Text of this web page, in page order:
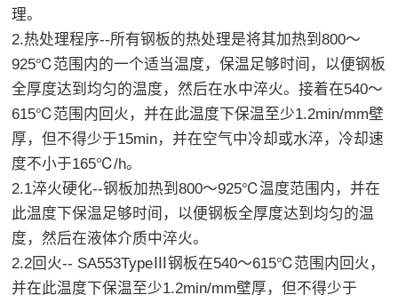
理。
2.热处理程序--所有钢板的热处理是将其加热到800～
925℃范围内的一个适当温度，保温足够时间，以便钢板
全厚度达到均匀的温度，然后在水中淬火。接着在540～
615℃范围内回火，并在此温度下保温至少1.2min/mm壁
厚，但不得少于15min，并在空气中冷却或水淬，冷却速
度不小于165℃/h。
2.1淬火硬化--钢板加热到800～925℃温度范围内，并在
此温度下保温足够时间，以便钢板全厚度达到均匀的温
度，然后在液体介质中淬火。
2.2回火-- SA553TypeⅢ钢板在540～615℃范围内回火，
并在此温度下保温至少1.2min/mm壁厚，但不得少于